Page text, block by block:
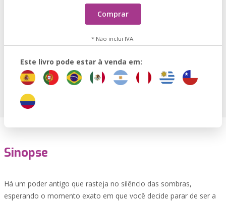
Comprar
* Não inclui IVA.
Este livro pode estar à venda em:
Sinopse
Há um poder antigo que rasteja no silêncio das sombras,
esperando o momento exato em que você decide parar de ser a